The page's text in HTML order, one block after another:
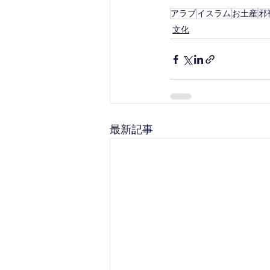
アラブイスラム お土産邪
文化
最新記事